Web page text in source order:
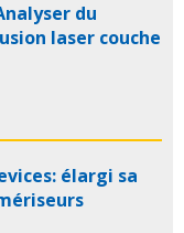
du
laser couche
élargi sa